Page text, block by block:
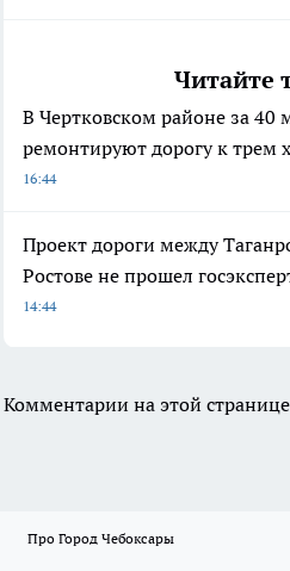
Читайте
В Чертковском районе за 40
ремонтируют дорогу к трем
16:44
Проект дороги между
Ростове не прошел
14:44
Комментарии на этой
Про Город Чебоксары